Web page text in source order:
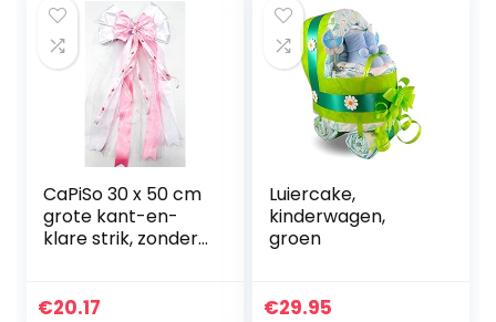
CaPiSo 30 x 50 cm
grote kant-en-
klare strik, zonder
luiertaart
€20.17
Luiercake,
kinderwagen,
groen
€29.95